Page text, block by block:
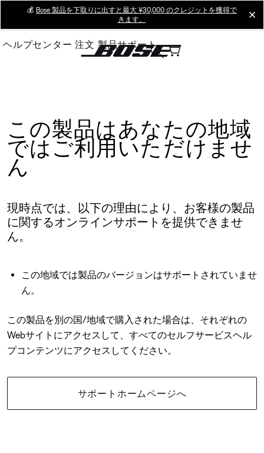
Main
💰 Bose 製品を下取りに出すと最大 ¥30,000 のクレジットを獲得で
きます。
ヘルプセンター 注文 製品サポート
この製品はあなたの地域
ではご利用いただけませ
ん
現時点では、以下の理由により、お客様の製品
に関するオンラインサポートを提供できませ
ん。
この地域では製品のバージョンはサポートされていませ
ん。
この製品を別の国/地域で購入された場合は、それぞれの
Webサイトにアクセスして、すべてのセルフサービスヘル
プコンテンツにアクセスしてください。
サポートホームページへ